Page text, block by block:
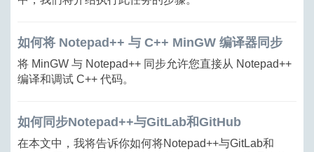
如何将 Notepad++ 与 C++ MinGW 编译器同步
将 MinGW 与 Notepad++ 同步允许您直接从 Notepad++
编译和调试 C++ 代码。
如何同步Notepad++与GitLab和GitHub
在本文中，我将告诉你如何将Notepad++与GitLab和